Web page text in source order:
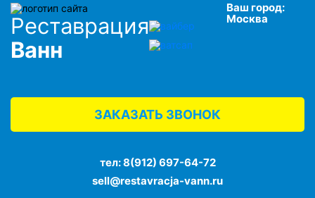
Реставрация
Ванн
Ваш город:
Москва
ЗАКАЗАТЬ ЗВОНОК
тел:8(912) 697-64-72
sell@restavracja-vann.ru